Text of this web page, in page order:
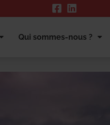
Qui sommes-nous ?